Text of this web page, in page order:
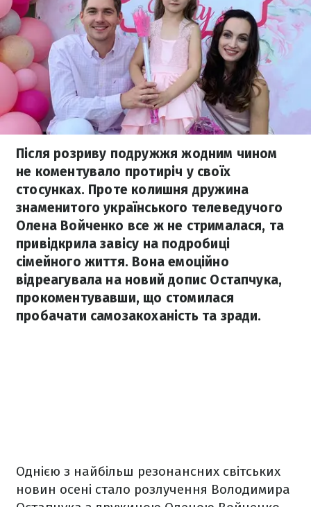
Після розриву подружжя жодним чином
не коментувало протиріч у своїх
стосунках. Проте колишня дружина
знаменитого українського телеведучого
Олена Войченко все ж не стрималася, та
привідкрила завісу на подробиці
сімейного життя. Вона емоційно
відреагувала на новий допис Остапчука,
прокоментувавши, що стомилася
пробачати самозакоханість та зради.
Однією з найбільш резонансних світських
новин осені стало розлучення Володимира